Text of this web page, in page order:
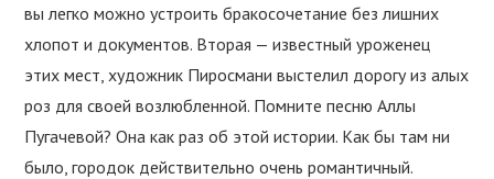
вы легко можно устроить бракосочетание без лишних
хлопот и документов. Вторая — известный уроженец
этих мест, художник Пиросмани выстелил дорогу из алых
роз для своей возлюбленной. Помните песню Аллы
Пугачевой? Она как раз об этой истории. Как бы там ни
было, городок действительно очень романтичный.